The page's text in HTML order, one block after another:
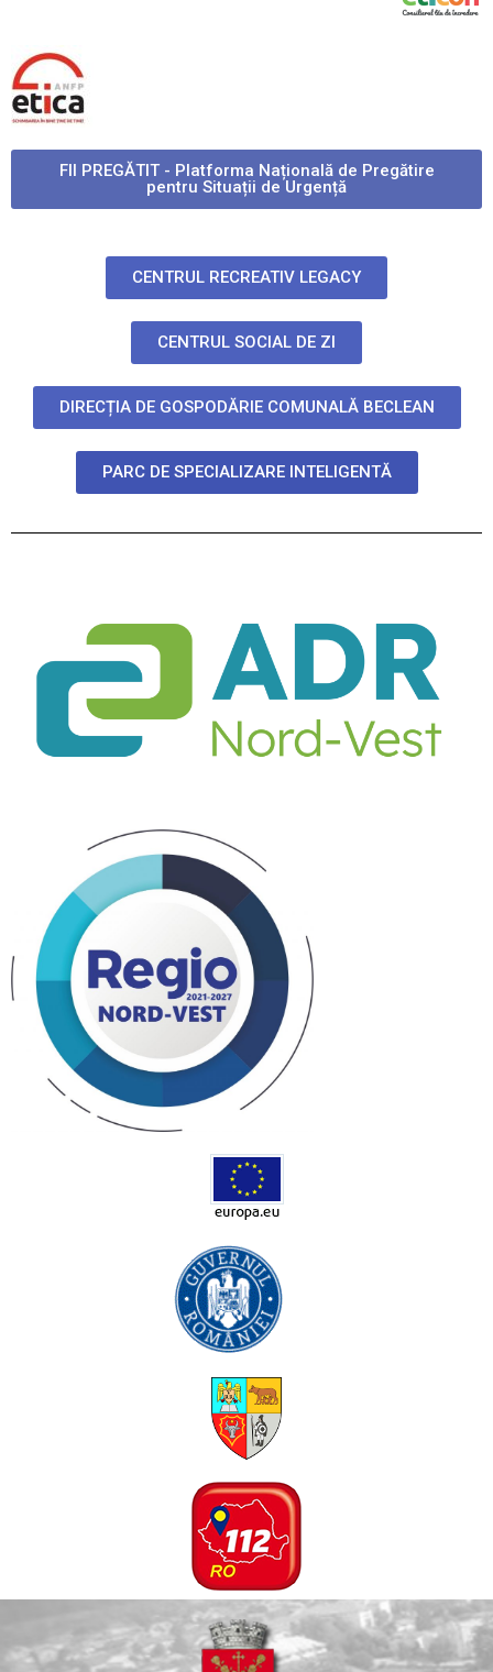
FII PREGĂTIT - Platforma Națională de Pregătire
pentru Situații de Urgență
CENTRUL RECREATIV LEGACY
CENTRUL SOCIAL DE ZI
DIRECȚIA DE GOSPODĂRIE COMUNALĂ BECLEAN
PARC DE SPECIALIZARE INTELIGENTĂ